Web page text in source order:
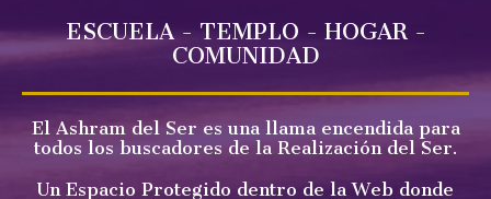
ESCUELA - TEMPLO - HOGAR -
COMUNIDAD
El Ashram del Ser es una llama encendida para
todos los buscadores de la Realización del Ser.
Un Espacio Protegido dentro de la Web donde